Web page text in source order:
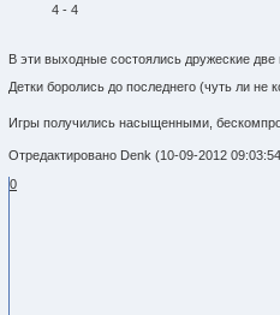
4 - 4
В эти выходные состоялись дружеские
Детки боролись до последнего (чуть ли не
Игры получились насыщенными,
Отредактировано Denk (10-09-2012
0